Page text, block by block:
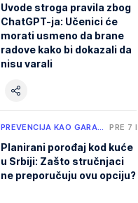
Uvode stroga pravila zbog
ChatGPT-ja: Učenici će
morati usmeno da brane
radove kako bi dokazali da
nisu varali
PREVENCIJA KAO GARA… PRE 7 H
Planirani porođaj kod kuće
u Srbiji: Zašto stručnjaci
ne preporučuju ovu opciju?